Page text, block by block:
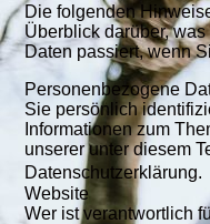
Die folgenden
Überblick darüber,
Daten passiert, wenn
Personenbezogene
Sie persönlich
Informationen zum
unserer unter diesem
Website
Wer ist verantwortlich